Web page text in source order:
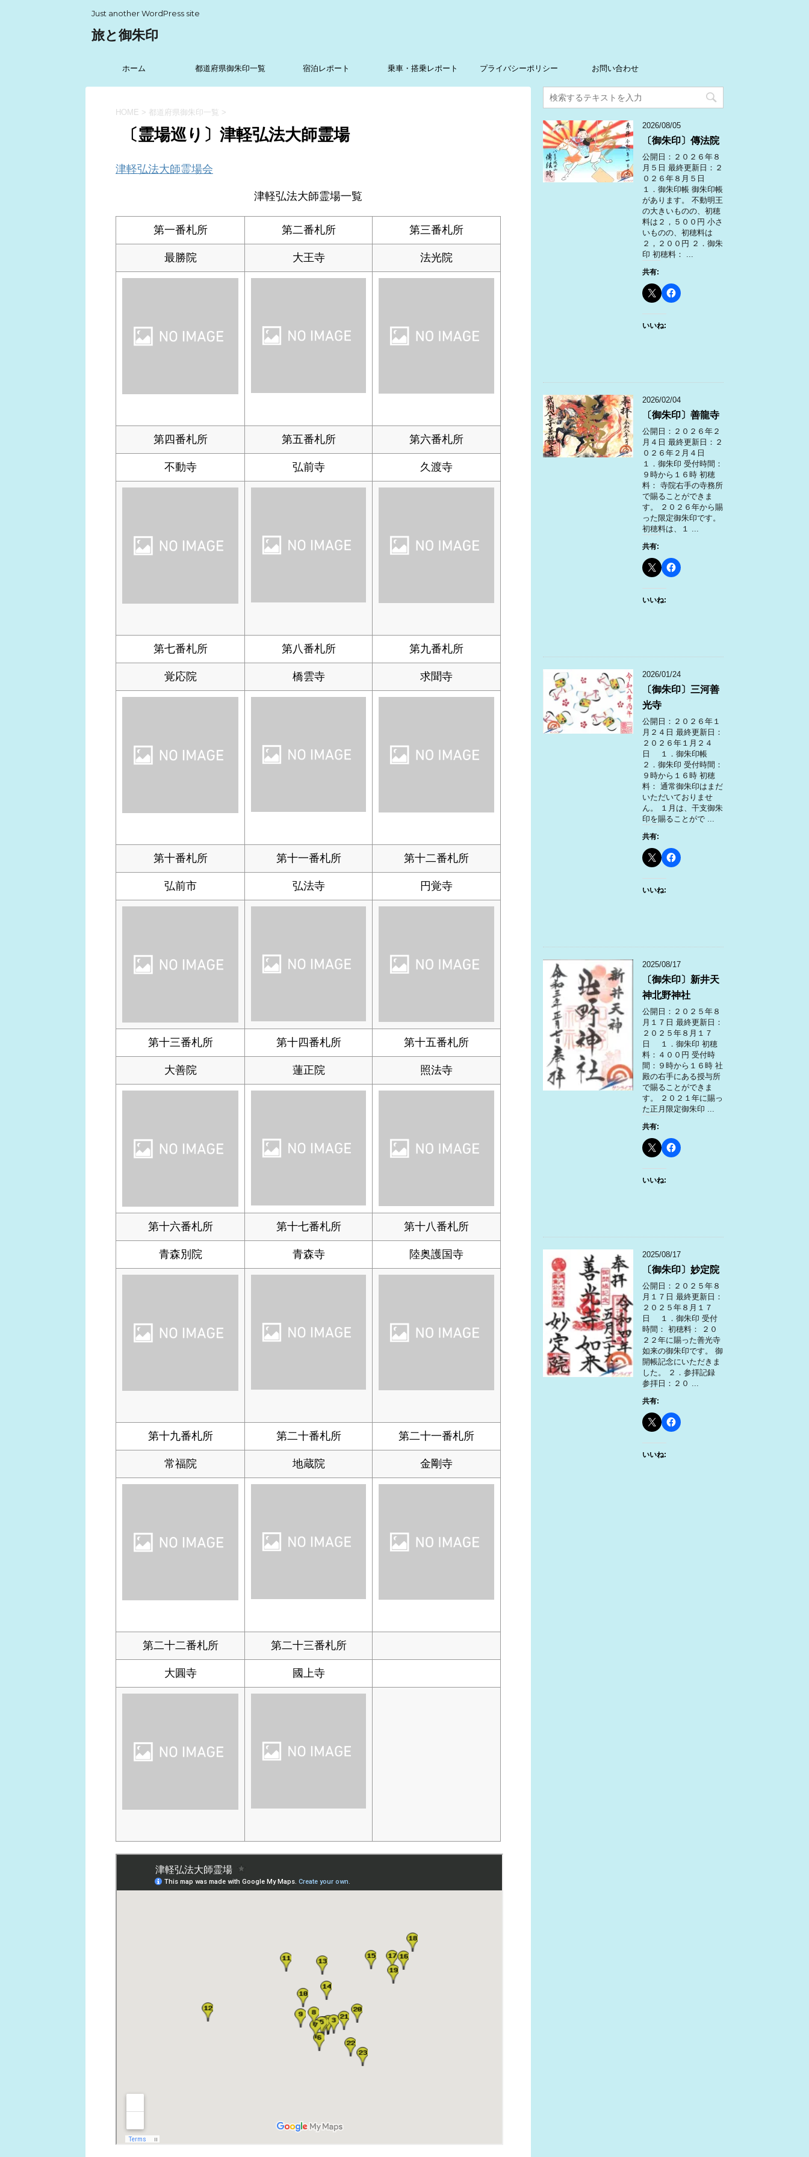
Just another WordPress site
旅と御朱印
ホーム 都道府県御朱印一覧 宿泊レポート 乗車・搭乗レポート プライバシーポリシー お問い合わせ
HOME > 都道府県御朱印一覧 >
〔霊場巡り〕津軽弘法大師霊場
津軽弘法大師霊場会
津軽弘法大師霊場一覧
第一番札所 第二番札所 第三番札所
最勝院 大王寺 法光院
第四番札所 第五番札所 第六番札所
不動寺 弘前寺 久渡寺
第七番札所 第八番札所 第九番札所
覚応院 橋雲寺 求聞寺
第十番札所 第十一番札所 第十二番札所
弘前市 弘法寺 円覚寺
第十三番札所 第十四番札所 第十五番札所
大善院 蓮正院 照法寺
第十六番札所 第十七番札所 第十八番札所
青森別院 青森寺 陸奥護国寺
第十九番札所 第二十番札所 第二十一番札所
常福院 地蔵院 金剛寺
第二十二番札所 第二十三番札所
大圓寺 國上寺
2026/08/05
〔御朱印〕傳法院
公開日：２０２６年８
月５日 最終更新日：２
０２６年８月５日
１．御朱印帳 御朱印帳
があります。 不動明王
の大きいものの、初穂
料は２，５００円 小さ
いものの、初穂料は
２，２００円 ２．御朱
印 初穂料： ...
共有:
いいね:
2026/02/04
〔御朱印〕善龍寺
公開日：２０２６年２
月４日 最終更新日：２
０２６年２月４日
１．御朱印 受付時間：
９時から１６時 初穂
料： 寺院右手の寺務所
で賜ることができま
す。 ２０２６年から賜
った限定御朱印です。
初穂料は、１ ...
共有:
いいね:
2026/01/24
〔御朱印〕三河善
光寺
公開日：２０２６年１
月２４日 最終更新日：
２０２６年１月２４
日 １．御朱印帳
２．御朱印 受付時間：
９時から１６時 初穂
料： 通常御朱印はまだ
いただいておりませ
ん。 １月は、干支御朱
印を賜ることがで ...
共有:
いいね:
2025/08/17
〔御朱印〕新井天
神北野神社
公開日：２０２５年８
月１７日 最終更新日：
２０２５年８月１７
日 １．御朱印 初穂
料：４００円 受付時
間：９時から１６時 社
殿の右手にある授与所
で賜ることができま
す。 ２０２１年に賜っ
た正月限定御朱印 ...
共有:
いいね:
2025/08/17
〔御朱印〕妙定院
公開日：２０２５年８
月１７日 最終更新日：
２０２５年８月１７
日 １．御朱印 受付
時間： 初穂料： ２０
２２年に賜った善光寺
如来の御朱印です。 御
開帳記念にいただきま
した。 ２．参拝記録
参拝日：２０ ...
共有:
いいね: